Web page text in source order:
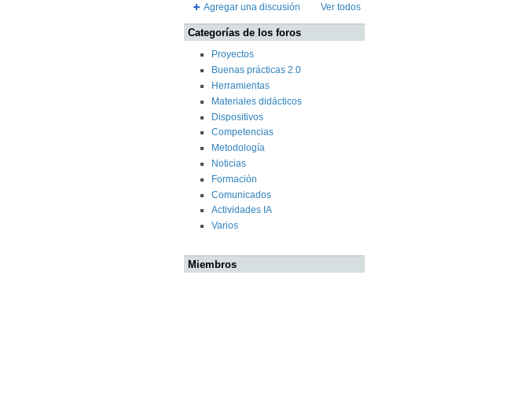
Agregar una discusión Ver todos
Categorías de los foros
Proyectos
Buenas prácticas 2.0
Herramientas
Materiales didácticos
Dispositivos
Competencias
Metodología
Noticias
Formación
Comunicados
Actividades IA
Varios
Miembros